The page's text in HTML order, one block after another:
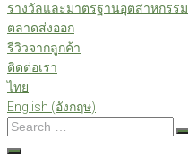
รางวัลและมาตรฐานอุตสาหกรรม
ตลาดส่งออก
รีวิวจากลูกค้า
ติดต่อเรา
ไทย
English (อังกฤษ)
Search
…